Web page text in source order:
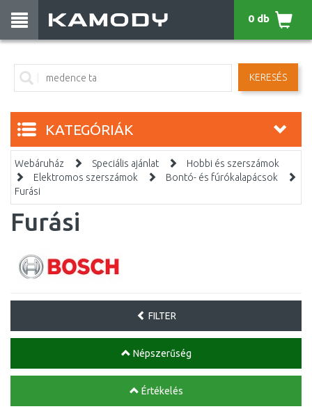
KERESÉS
0 db
KATEGÓRIÁK
Webáruház Speciális ajánlat
Hobbi és szerszámok
Elektromos szerszámok
Bontó- és fúrókalapácsok
Furási
Furási
FILTER
Népszerűség
Értékelés